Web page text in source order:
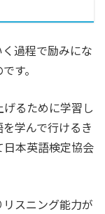
過程で励みにな
す。
るために学習し
学んで行けるき
本英語検定協会
スニング能力が